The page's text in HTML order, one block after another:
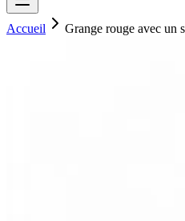
Accueil Grange rouge avec un